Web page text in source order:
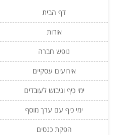
דף הבית
אודות
נופש חברה
אירועים עסקיים
ימי כיף וגיבוש לעובדים
ימי כיף עם ערך מוסף
הפקת כנסים